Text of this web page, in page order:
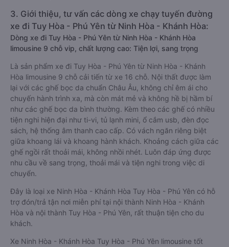
3. Giới thiệu, tư vấn các dòng xe chạy tuyến đường
xe đi Tuy Hòa - Phú Yên từ Ninh Hòa - Khánh Hòa:
Dòng xe đi Tuy Hòa - Phú Yên từ Ninh Hòa - Khánh Hòa
limousine 9 chỗ vip, chất lượng cao: Tiện lợi, sang trọng
Là sản phẩm xe đi Tuy Hòa - Phú Yên từ Ninh Hòa - Khánh
Hòa limousine 9 chỗ cải tiến từ xe 16 chỗ. Nội thất được làm
lại với các ghế bọc da chuẩn Châu Âu, không chỉ êm ái cho
chuyến hành trình xa, mà còn mát mẻ và không hề bị hầm bí
như các ghế bọc da bình thường. Kèm theo các ghế có nhiều
tiện nghi hiện đại như ti-vi, tủ lạnh mini, ổ cắm usb, đèn đọc
sách, hệ thống âm thanh cao cấp. Có vách ngăn riêng biệt
giữa khoang lái và khoang hành khách. Khoảng cách giữa các
ghế ngồi rất thoải mái, không nhồi nhét. Luôn đáp ứng được
nhu cầu về sang trọng, thoải mái và tiện nghi trong việc di
chuyển.
Đây là loại xe Ninh Hòa - Khánh Hòa Tuy Hòa - Phú Yên có hỗ
trợ đón/trả tận nơi miễn phí tại nội thành Ninh Hòa - Khánh
Hòa và nội thành Tuy Hòa - Phú Yên, rất thuận tiện cho du
khách.
Xe Ninh Hòa - Khánh Hòa Tuy Hòa - Phú Yên limousine tốt